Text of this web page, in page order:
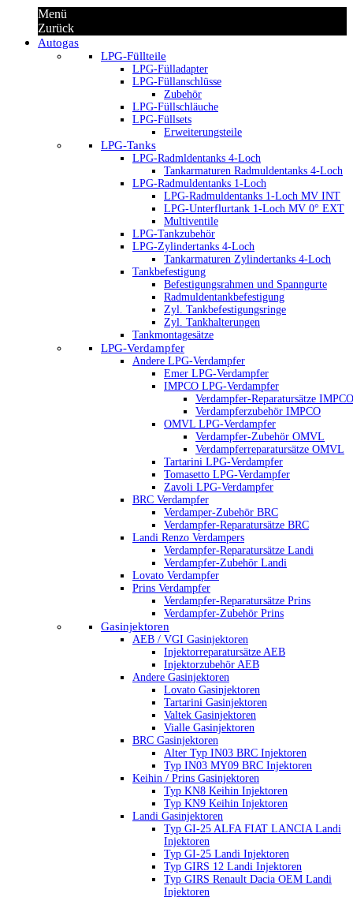
Menü
Zurück
Autogas
LPG-Füllteile
LPG-Fülladapter
LPG-Füllanschlüsse
Zubehör
LPG-Füllschläuche
LPG-Füllsets
Erweiterungsteile
LPG-Tanks
LPG-Radmldentanks 4-Loch
Tankarmaturen Radmuldentanks 4-Loch
LPG-Radmuldentanks 1-Loch
LPG-Radmuldentanks 1-Loch MV INT
LPG-Unterflurtank 1-Loch MV 0° EXT
Multiventile
LPG-Tankzubehör
LPG-Zylindertanks 4-Loch
Tankarmaturen Zylindertanks 4-Loch
Tankbefestigung
Befestigungsrahmen und Spanngurte
Radmuldentankbefestigung
Zyl. Tankbefestigungsringe
Zyl. Tankhalterungen
Tankmontagesätze
LPG-Verdampfer
Andere LPG-Verdampfer
Emer LPG-Verdampfer
IMPCO LPG-Verdampfer
Verdampfer-Reparatursätze IMPCO
Verdampferzubehör IMPCO
OMVL LPG-Verdampfer
Verdampfer-Zubehör OMVL
Verdampferreparatursätze OMVL
Tartarini LPG-Verdampfer
Tomasetto LPG-Verdampfer
Zavoli LPG-Verdampfer
BRC Verdampfer
Verdamper-Zubehör BRC
Verdampfer-Reparatursätze BRC
Landi Renzo Verdampers
Verdampfer-Reparatursätze Landi
Verdampfer-Zubehör Landi
Lovato Verdampfer
Prins Verdampfer
Verdampfer-Reparatursätze Prins
Verdampfer-Zubehör Prins
Gasinjektoren
AEB / VGI Gasinjektoren
Injektorreparatursätze AEB
Injektorzubehör AEB
Andere Gasinjektoren
Lovato Gasinjektoren
Tartarini Gasinjektoren
Valtek Gasinjektoren
Vialle Gasinjektoren
BRC Gasinjektoren
Alter Typ IN03 BRC Injektoren
Typ IN03 MY09 BRC Injektoren
Keihin / Prins Gasinjektoren
Typ KN8 Keihin Injektoren
Typ KN9 Keihin Injektoren
Landi Gasinjektoren
Typ GI-25 ALFA FIAT LANCIA Landi
Injektoren
Typ GI-25 Landi Injektoren
Typ GIRS 12 Landi Injektoren
Typ GIRS Renault Dacia OEM Landi
Injektoren